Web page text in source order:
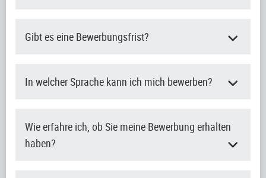
Gibt es eine Bewerbungsfrist?
In welcher Sprache kann ich mich bewerben?
Wie erfahre ich, ob Sie meine Bewerbung erhalten
haben?